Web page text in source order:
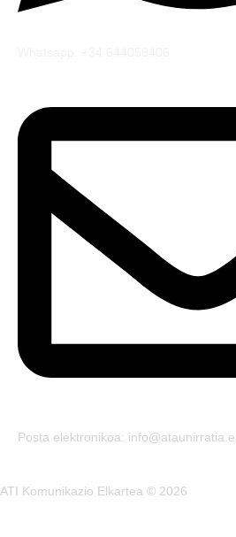
Posta elektronikoa:
ATI Komunikazio Elkartea © 2026